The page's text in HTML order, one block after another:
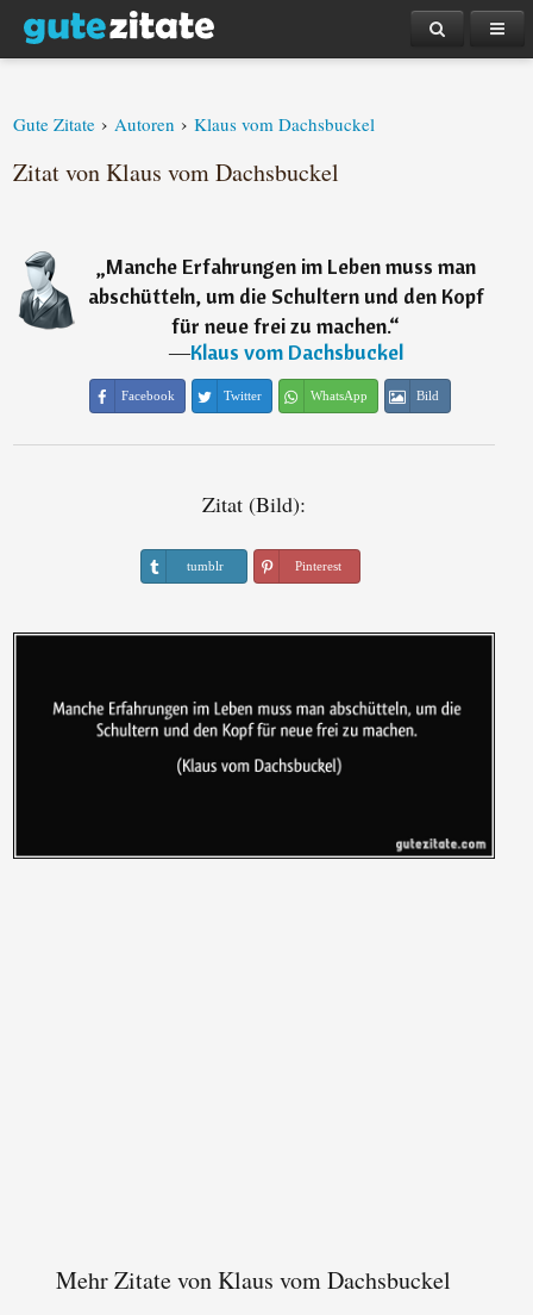
Gute Zitate › Autoren › Klaus vom Dachsbuckel
Zitat von Klaus vom Dachsbuckel
„Manche Erfahrungen im Leben muss man
abschütteln, um die Schultern und den Kopf
für neue frei zu machen.“
―Klaus vom Dachsbuckel
Facebook Twitter WhatsApp Bild
Zitat (Bild):
tumblr Pinterest
Mehr Zitate von Klaus vom Dachsbuckel